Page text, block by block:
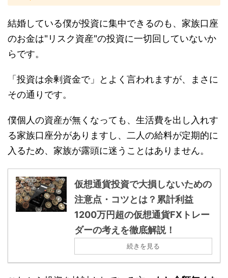
結婚している僕が投資に集中できるのも、家族口座
のお金は"リスク資産"の投資に一切回していないか
らです。
「投資は余剰資金で」とよく言われますが、まさに
その通りです。
僕個人の資産が無くなっても、生活費を出し入れす
る家族口座分がありますし、二人の給料が定期的に
入るため、家族が露頭に迷うことはありません。
仮想通貨投資で大損しないための
注意点・コツとは？累計利益
1200万円超の仮想通貨FXトレー
ダーの考えを徹底解説！
続きを見る